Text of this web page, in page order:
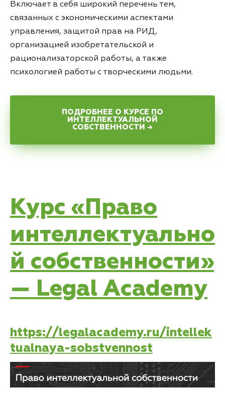
Включает в себя широкий перечень тем,
связанных с экономическими аспектами
управления, защитой прав на РИД,
организацией изобретательской и
рационализаторской работы, а также
психологией работы с творческими людьми.
ПОДРОБНЕЕ О КУРСЕ ПО
ИНТЕЛЛЕКТУАЛЬНОЙ
СОБСТВЕННОСТИ →
Курс «Право
интеллектуально
й собственности»
— Legal Academy
https://legalacademy.ru/intellek
tualnaya-sobstvennost